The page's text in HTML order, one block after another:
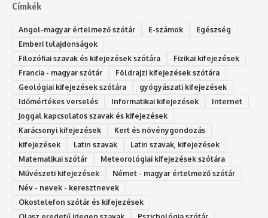
Címkék
Angol-magyar értelmező szótár E-számok
Egészség
Emberi tulajdonságok
Filozófiai szavak és kifejezések szótára
Fizikai kifejezések
Francia - magyar szótár
Földrajzi kifejezések szótára
Geológiai kifejezések szótára
gyógyászati kifejezések
Időmértékes verselés
Informatikai kifejezések
Internet
Joggal kapcsolatos szavak és kifejezések
Karácsonyi kifejezések
Kert és növénygondozás
kifejezések
Latin szavak
Latin szavak, kifejezések
Matematikai szótár
Meteorológiai kifejezések szótára
Művészeti kifejezések
Német - magyar értelmező szótár
Név - nevek - keresztnevek
Okostelefon szótár és kifejezések